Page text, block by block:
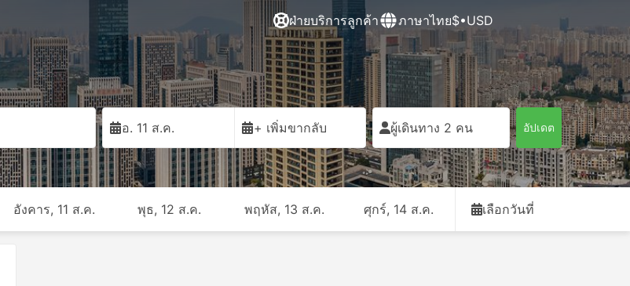
ฝ่ายบริการลูกค้า ภาษาไทย$•USD
อ. 11 ส.ค. + เพิ่มขากลับ ผู้เดินทาง 2 คน อัปเดต
อังคาร, 11 ส.ค. พุธ, 12 ส.ค. พฤหัส, 13 ส.ค. ศุกร์, 14 ส.ค. เลือกวันที่